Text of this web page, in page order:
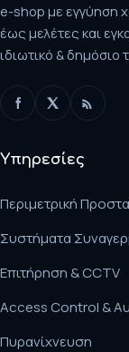
e-shop με εγγύηση
έως μελέτες και
ιδιωτικό & δημόσιο
Υπηρεσίες
Περιμετρική
Συστήματα
Επιτήρηση & CCTV
Access Control &
Πυρανίχνευση